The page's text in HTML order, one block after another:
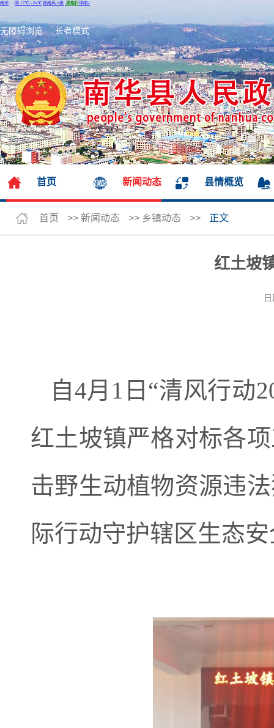
无障碍浏览 长者模式
首页 新闻动态 县情概览
首页 >> 新闻动态 >> 乡镇动态 >> 正文
红土坡
自4月1日“清风行动
红土坡镇严格对标各
击野生动植物资源违
际行动守护辖区生态